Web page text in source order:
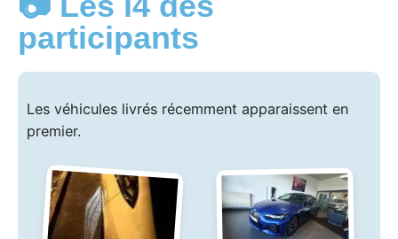
participants
Les véhicules livrés récemment apparaissent en
premier.